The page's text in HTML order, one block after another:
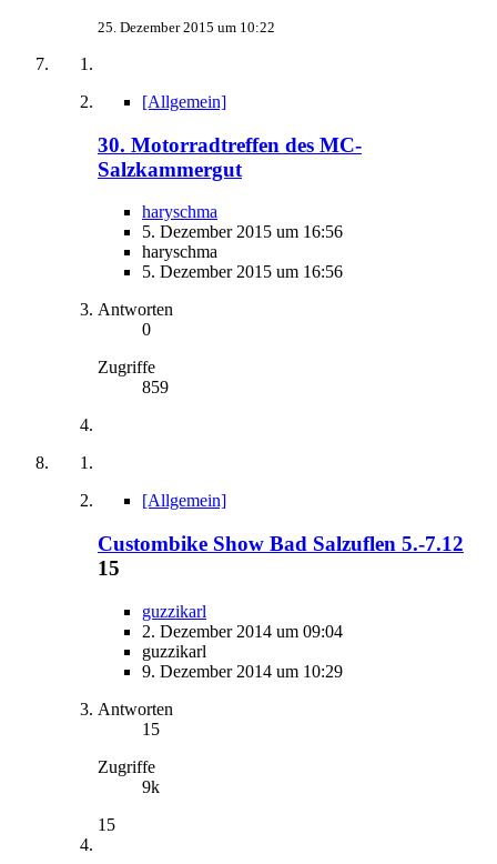
25. Dezember 2015 um 10:22
[Allgemein]
30. Motorradtreffen des MC-
Salzkammergut
haryschma
5. Dezember 2015 um 16:56
haryschma
5. Dezember 2015 um 16:56
Antworten
0
Zugriffe
859
[Allgemein]
Custombike Show Bad Salzuflen 5.-7.12
15
guzzikarl
2. Dezember 2014 um 09:04
guzzikarl
9. Dezember 2014 um 10:29
Antworten
15
Zugriffe
9k
15